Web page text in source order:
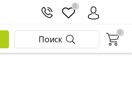
Поиск
0
0